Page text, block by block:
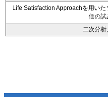
Life Satisfaction Approachを用い
価の試
二次分析